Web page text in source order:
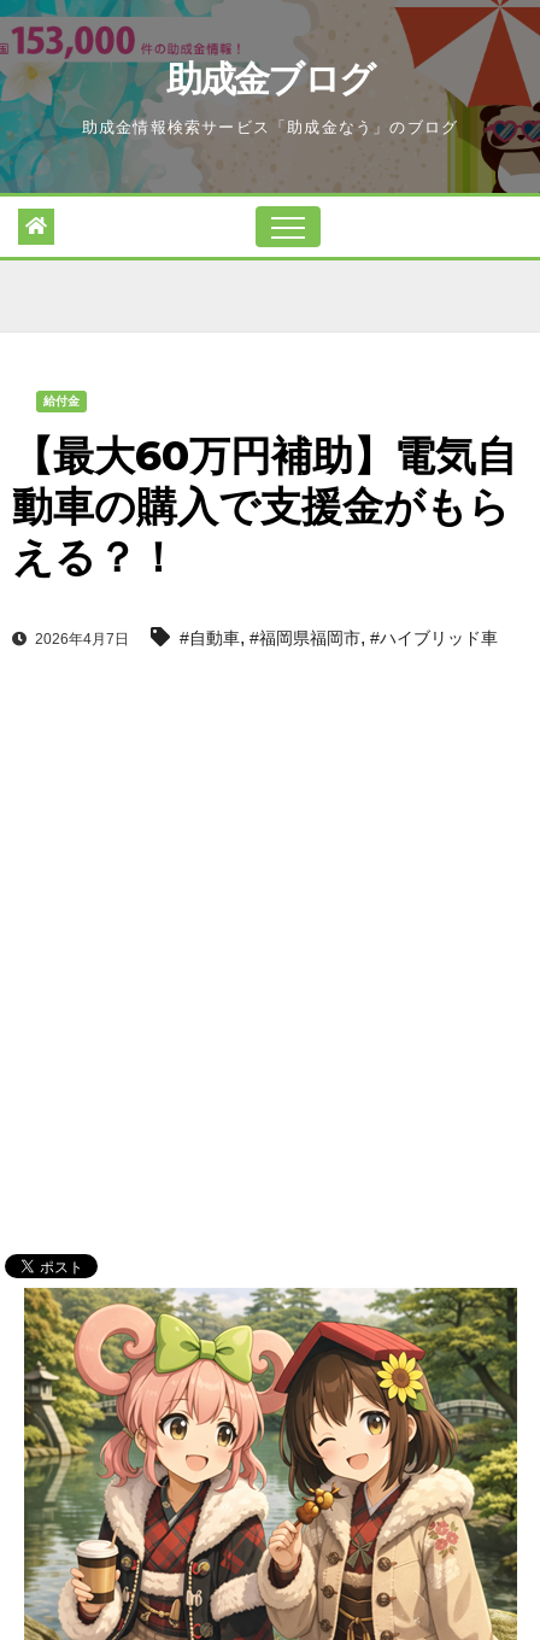
Skip
to
content
助成金ブログ
助成金情報検索サービス「助成金なう」のブログ
給付金
【最大60万円補助】電気自
動車の購入で支援金がもら
える？！
2026年4月7日 #自動車, #福岡県福岡市, #ハイブリッド車